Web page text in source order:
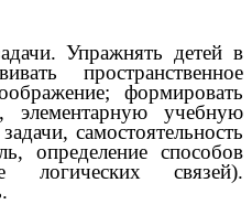
Упражнять детей в
пространственное
формировать
элементарную учебную
самостоятельность
определение способов
логических связей).